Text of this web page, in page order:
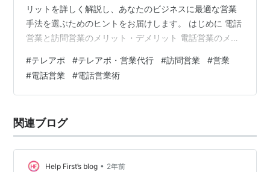
リットを詳しく解説し、あなたのビジネスに最適な営業
手法を選ぶためのヒントをお届けします。 はじめに 電話
営業と訪問営業のメリット・デメリット 電話営業のメリ
えられる 心理的なハードルが低い 遠隔地へのアプローチ
も容易 電話営業のデメリット 非言語情報が伝わらない
信頼関係を築きにくい 集中力の低下 断られやすい 訪問
報も活用できる 資料やサンプルを見せながら説明できる
競合他社との差別化…
#テレアポ #テレアポ・営業代行 #訪問営業 #営業
#電話営業 #電話営業術
関連ブログ
Help First’s blog • 2年前